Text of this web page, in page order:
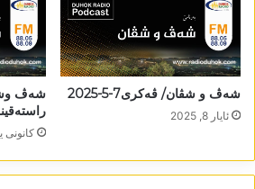
شەڤ و شڤان/ ڤەکری7-5-2025
ئایار 8, 2025
شەڤ
راستەقینە 24-
كانونی